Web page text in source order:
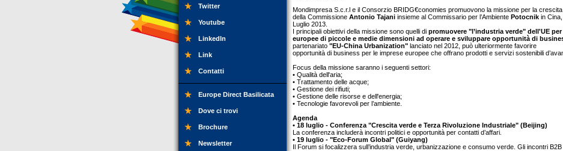
Twitter
Youtube
LinkedIn
Link
Contatti
Europe Direct Basilicata
Dove ci trovi
Brochure
Newsletter
Mondimpresa S.c.r.l e il Consorzio BRIDG€conomies promuovono la missione per la
della Commissione Antonio Tajani insieme al Commissario per l’Ambiente Potocnik in
Luglio 2013.
I principali obiettivi della missione sono quelli di promuovere "l’industria verde" dell'UE
europee di piccole e medie dimensioni ad operare e sviluppare opportunità di
partenariato "EU-China Urbanization" lanciato nel 2012, può ulteriormente favorire
opportunità di business per le imprese europee che offrano prodotti e servizi sostenibili
Focus della missione saranno i seguenti settori:
• Qualità dell'aria;
• Trattamento delle acque;
• Gestione dei rifiuti;
• Gestione delle risorse e dell'energia;
• Tecnologie favorevoli per l’ambiente.
Agenda
• 18 luglio - Conferenza "Crescita verde e Terza Rivoluzione Industriale" (Beijing)
La conferenza includerà incontri politici e opportunità per contatti d’affari.
• 19 luglio - "Eco-Forum Global" (Guiyang)
Il Forum si focalizzera sull’industria verde, urbanizzazione e consumo verde. Gli incontri